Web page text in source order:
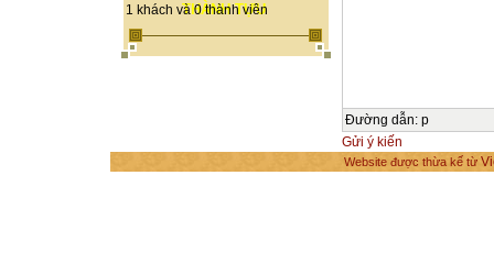
THÀNH TỰU
1 khách và 0 thành viên
Đường dẫn: p
Gửi ý kiến
Website được thừa kế từ